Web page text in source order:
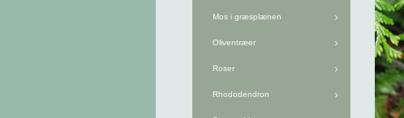
Mos i græsplænen
Oliventræer
Roser
Rhododendron